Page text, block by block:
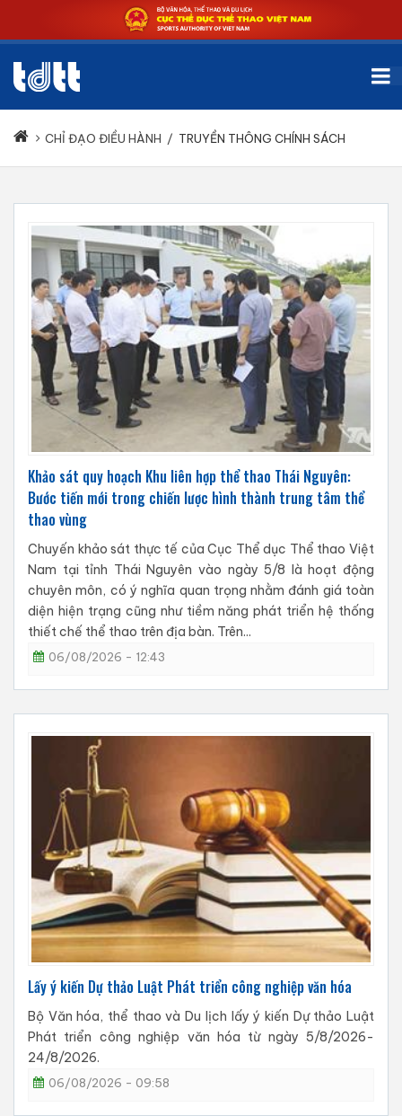
CHỈ ĐẠO ĐIỀU HÀNH / TRUYỀN THÔNG CHÍNH SÁCH
Khảo sát quy hoạch Khu liên hợp thể thao Thái Nguyên:
Bước tiến mới trong chiến lược hình thành trung tâm thể
thao vùng
Chuyến khảo sát thực tế của Cục Thể dục Thể thao Việt
Nam tại tỉnh Thái Nguyên vào ngày 5/8 là hoạt động
chuyên môn, có ý nghĩa quan trọng nhằm đánh giá toàn
diện hiện trạng cũng như tiềm năng phát triển hệ thống
thiết chế thể thao trên địa bàn. Trên...
06/08/2026 - 12:43
Lấy ý kiến Dự thảo Luật Phát triển công nghiệp văn hóa
Bộ Văn hóa, thể thao và Du lịch lấy ý kiến Dự thảo Luật
Phát triển công nghiệp văn hóa từ ngày 5/8/2026-
24/8/2026.
06/08/2026 - 09:58